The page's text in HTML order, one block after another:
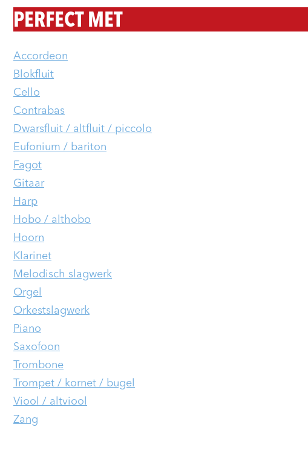
PERFECT MET
Accordeon
Blokfluit
Cello
Contrabas
Dwarsfluit / altfluit / piccolo
Eufonium / bariton
Fagot
Gitaar
Harp
Hobo / althobo
Hoorn
Klarinet
Melodisch slagwerk
Orgel
Orkestslagwerk
Piano
Saxofoon
Trombone
Trompet / kornet / bugel
Viool / altviool
Zang